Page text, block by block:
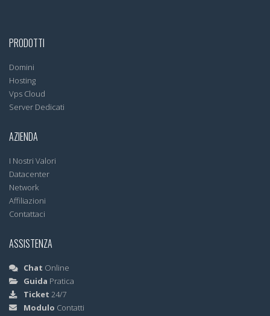
PRODOTTI
Domini
Hosting
Vps Cloud
Server Dedicati
AZIENDA
I Nostri Valori
Datacenter
Network
Affiliazioni
Contattaci
ASSISTENZA
Chat Online
Guida Pratica
Ticket 24/7
Modulo Contatti